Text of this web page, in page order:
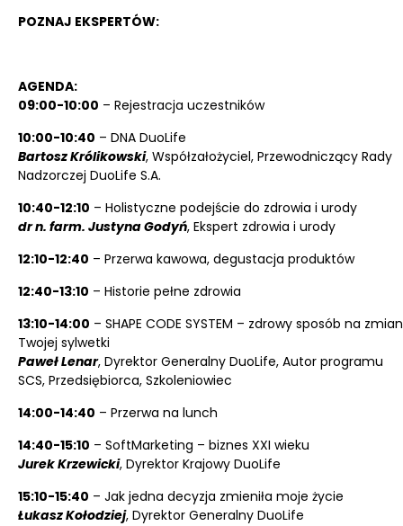
POZNAJ EKSPERTÓW:
AGENDA:
09:00-10:00 – Rejestracja uczestników
10:00-10:40 – DNA DuoLife
Bartosz Królikowski, Współzałożyciel, Przewodniczący Rady
Nadzorczej DuoLife S.A.
10:40-12:10 – Holistyczne podejście do zdrowia i urody
dr n. farm. Justyna Godyń, Ekspert zdrowia i urody
12:10-12:40 – Przerwa kawowa, degustacja produktów
12:40-13:10 – Historie pełne zdrowia
13:10-14:00 – SHAPE CODE SYSTEM – zdrowy sposób na
Twojej sylwetki
Paweł Lenar, Dyrektor Generalny DuoLife, Autor programu
SCS, Przedsiębiorca, Szkoleniowiec
14:00-14:40 – Przerwa na lunch
14:40-15:10 – SoftMarketing – biznes XXI wieku
Jurek Krzewicki, Dyrektor Krajowy DuoLife
15:10-15:40 – Jak jedna decyzja zmieniła moje życie
Łukasz Kołodziej, Dyrektor Generalny DuoLife